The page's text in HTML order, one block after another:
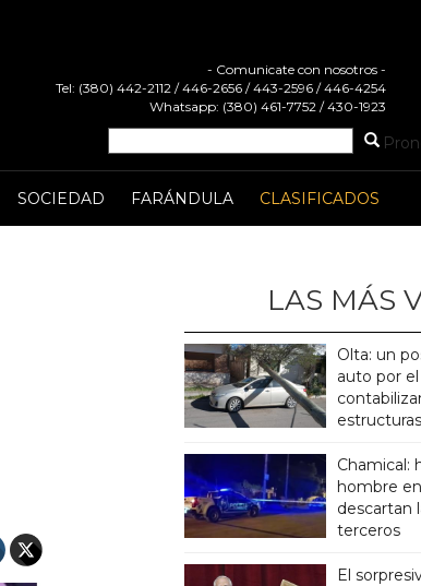
- Comunicate con nosotros -
Tel: (380) 442-2112 / 446-2656 / 443-2596 / 446-4254
Whatsapp: (380) 461-7752 / 430-1923
SOCIEDAD FARÁNDULA CLASIFICADOS
LAS MÁS
Olta: un
auto por
Chamical:
hombre
descartan
terceros
El